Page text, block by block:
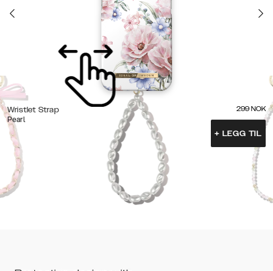
Wristlet Strap
Pearl
299 NOK
+ LEGG TIL